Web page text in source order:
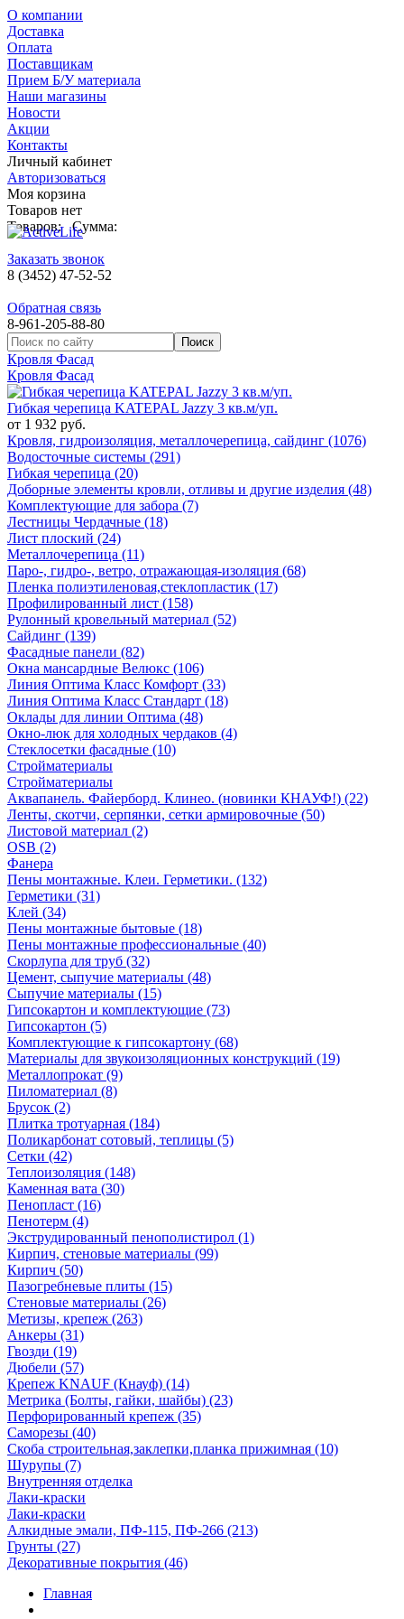
О компании
Доставка
Оплата
Поставщикам
Прием Б/У материала
Наши магазины
Новости
Акции
Контакты
Личный кабинет
Авторизоваться
Моя корзина
Товаров нет
Товаров: Сумма:
Заказать звонок
8 (3452) 47-52-52
Обратная связь
8-961-205-88-80
Кровля Фасад
Кровля Фасад
Гибкая черепица KATEPAL Jazzy 3 кв.м/уп.
от 1 932 руб.
Кровля, гидроизоляция, металлочерепица, сайдинг (1076)
Водосточные системы (291)
Гибкая черепица (20)
Доборные элементы кровли, отливы и другие изделия (48)
Комплектующие для забора (7)
Лестницы Чердачные (18)
Лист плоский (24)
Металлочерепица (11)
Паро-, гидро-, ветро, отражающая-изоляция (68)
Пленка полиэтиленовая,стеклопластик (17)
Профилированный лист (158)
Рулонный кровельный материал (52)
Сайдинг (139)
Фасадные панели (82)
Окна мансардные Велюкс (106)
Линия Оптима Класс Комфорт (33)
Линия Оптима Класс Стандарт (18)
Оклады для линии Оптима (48)
Окно-люк для холодных чердаков (4)
Стеклосетки фасадные (10)
Стройматериалы
Стройматериалы
Аквапанель. Файерборд. Клинео. (новинки КНАУФ!) (22)
Ленты, скотчи, серпянки, сетки армировочные (50)
Листовой материал (2)
OSB (2)
Фанера
Пены монтажные. Клеи. Герметики. (132)
Герметики (31)
Клей (34)
Пены монтажные бытовые (18)
Пены монтажные профессиональные (40)
Скорлупа для труб (32)
Цемент, сыпучие материалы (48)
Сыпучие материалы (15)
Гипсокартон и комплектующие (73)
Гипсокартон (5)
Комплектующие к гипсокартону (68)
Материалы для звукоизоляционных конструкций (19)
Металлопрокат (9)
Пиломатериал (8)
Брусок (2)
Плитка тротуарная (184)
Поликарбонат сотовый, теплицы (5)
Сетки (42)
Теплоизоляция (148)
Каменная вата (30)
Пенопласт (16)
Пенотерм (4)
Экструдированный пенополистирол (1)
Кирпич, стеновые материалы (99)
Кирпич (50)
Пазогребневые плиты (15)
Стеновые материалы (26)
Метизы, крепеж (263)
Анкеры (31)
Гвозди (19)
Дюбели (57)
Крепеж KNAUF (Кнауф) (14)
Метрика (Болты, гайки, шайбы) (23)
Перфорированный крепеж (35)
Саморезы (40)
Скоба строительная,заклепки,планка прижимная (10)
Шурупы (7)
Внутренняя отделка
Лаки-краски
Лаки-краски
Алкидные эмали, ПФ-115, ПФ-266 (213)
Грунты (27)
Декоративные покрытия (46)
Главная